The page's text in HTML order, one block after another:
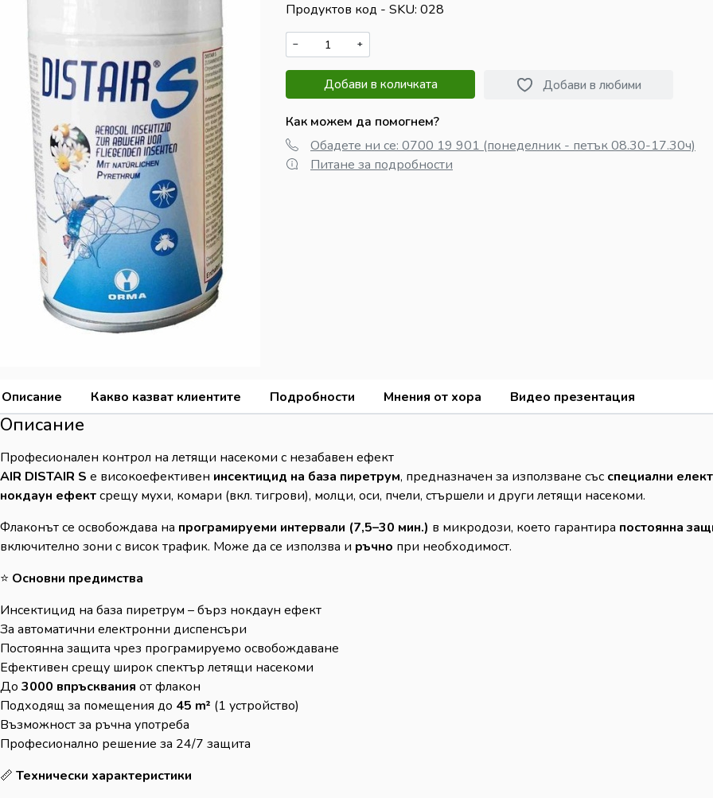
Продуктов код - SKU 028
− +
Добави в количката Добави в любими
Как можем да помогнем?
Обадете ни се: 0700 19 901 (понеделник - петък 08.30-17.30ч)
Питане за подробности
Описание Какво казват клиентите Подробности Мнения от хора Видео презентация
Описание
Професионален контрол на летящи насекоми с незабавен ефект
AIR DISTAIR S е високоефективен инсектицид на база пиретрум, предназначен за използване със специални
нокдаун ефектсрещу мухи, комари (вкл. тигрови), молци, оси, пчели, стършели и други летящи насекоми.
Флаконът се освобождава на програмируеми интервали (7,5–30 мин.) в микродози, което гарантира постоянна
включително зони с висок трафик. Може да се използва и ръчно при необходимост.
⭐ Основни предимства
Инсектицид на база пиретрум – бърз нокдаун ефект
За автоматични електронни диспенсъри
Постоянна защита чрез програмируемо освобождаване
Ефективен срещу широк спектър летящи насекоми
До 3000 впръсквания от флакон
Подходящ за помещения до 45 m² (1 устройство)
Възможност за ръчна употреба
Професионално решение за 24/7 защита
📏 Технически характеристики